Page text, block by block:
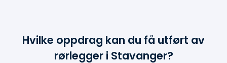
Hvilke oppdrag kan du få utført av
rørlegger i Stavanger?